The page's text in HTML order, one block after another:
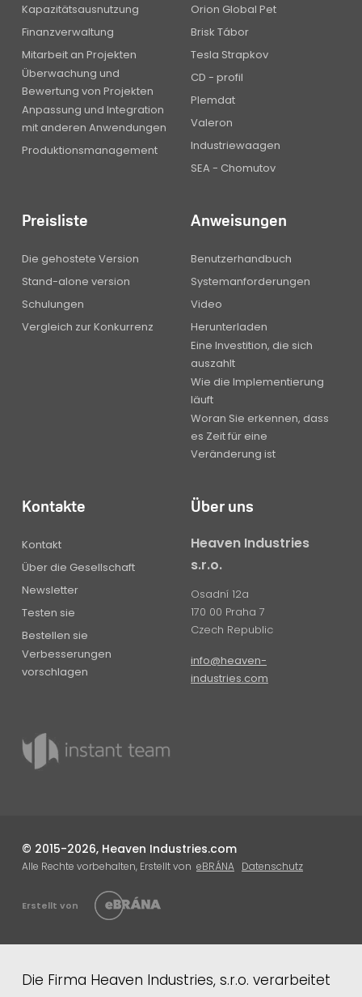
Kapazitätsausnutzung
Finanzverwaltung
Mitarbeit an Projekten
Überwachung und
Bewertung von Projekten
Anpassung und Integration
mit anderen Anwendungen
Produktionsmanagement
Orion Global Pet
Brisk Tábor
Tesla Strapkov
CD - profil
Plemdat
Valeron
Industriewaagen
SEA - Chomutov
Preisliste
Die gehostete Version
Stand-alone version
Schulungen
Vergleich zur Konkurrenz
Anweisungen
Benutzerhandbuch
Systemanforderungen
Video
Herunterladen
Eine Investition, die sich
auszahlt
Wie die Implementierung
läuft
Woran Sie erkennen, dass
es Zeit für eine
Veränderung ist
Kontakte
Kontakt
Über die Gesellschaft
Newsletter
Testen sie
Bestellen sie
Verbesserungen
vorschlagen
Über uns
Heaven Industries
s.r.o.
Osadní 12a
170 00 Praha 7
Czech Republic
info@heaven-
industries.com
© 2015-2026, Heaven Industries.com
Alle Rechte vorbehalten, Erstellt von eBRÁNA Datenschutz
Erstellt von
Die Firma Heaven Industries, s.r.o. verarbeitet